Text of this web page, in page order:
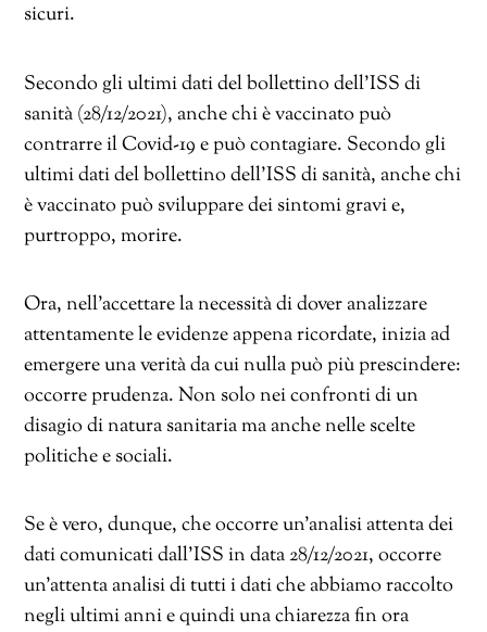
sicuri.
Secondo gli ultimi dati del bollettino dell’ISS di
sanità (28/12/2021), anche chi è vaccinato può
contrarre il Covid-19 e può contagiare. Secondo gli
ultimi dati del bollettino dell’ISS di sanità, anche chi
è vaccinato può sviluppare dei sintomi gravi e,
purtroppo, morire.
Ora, nell’accettare la necessità di dover analizzare
attentamente le evidenze appena ricordate, inizia ad
emergere una verità da cui nulla può più prescindere:
occorre prudenza. Non solo nei confronti di un
disagio di natura sanitaria ma anche nelle scelte
politiche e sociali.
Se è vero, dunque, che occorre un’analisi attenta dei
dati comunicati dall’ISS in data 28/12/2021, occorre
un’attenta analisi di tutti i dati che abbiamo raccolto
negli ultimi anni e quindi una chiarezza fin ora